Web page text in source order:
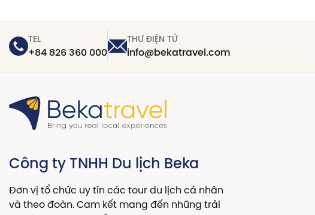
TEL
+84 826 360 000
THƯ ĐIỆN TỬ
info@bekatravel.com
Công ty TNHH Du lịch Beka
Đơn vị tổ chức uy tín các tour du lịch cá nhân
và theo đoàn. Cam kết mang đến những trải